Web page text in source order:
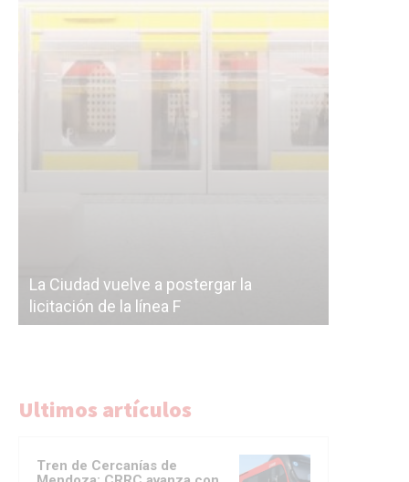
La Ciudad vuelve a postergar la
licitación de la línea F
Ultimos artículos
Tren de Cercanías de